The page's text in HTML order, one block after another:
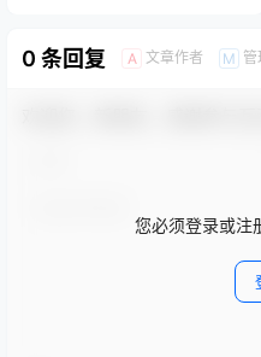
0 条回复 A 文章作者 M 管
您必须登录或注